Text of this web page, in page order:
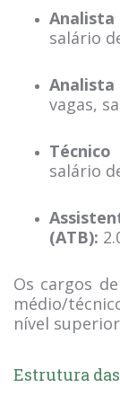
salário
vagas,
salário
(ATB):
Os cargos
médio/
nível
Estrutura